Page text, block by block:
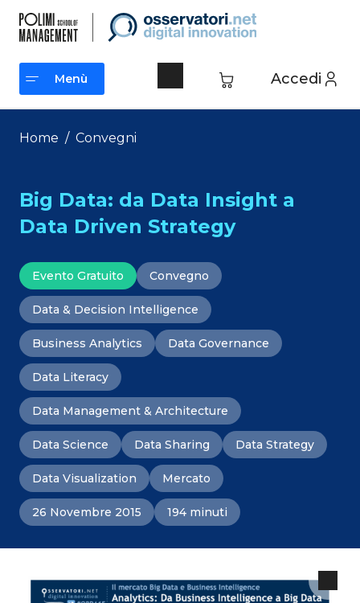
contenuto
Accedi
Menù
Menù
Home / Convegni
Big Data: da Data Insight a
Data Driven Strategy
Evento Gratuito Convegno
Data & Decision Intelligence
Business Analytics Data Governance
Data Literacy
Data Management & Architecture
Data Science Data Sharing Data Strategy
Data Visualization Mercato
26 Novembre 2015 194 minuti